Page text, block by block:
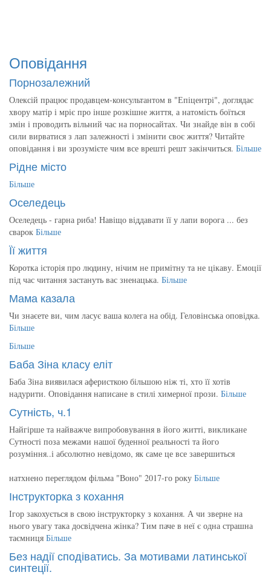
Оповідання
Порнозалежний
Олексій працює продавцем-консультантом в "Епіцентрі", доглядає
хвору матір і мріє про інше розкішне життя, а натомість боїться
змін і проводить вільний час на порносайтах. Чи знайде він в собі
сили вирватися з лап залежності і змінити своє життя? Читайте
оповідання і ви зрозумієте чим все врешті решт закінчиться. Більше
Рідне місто
Більше
Оселедець
Оселедець - гарна риба! Навіщо віддавати її у лапи ворога ... без
сварок Більше
Її життя
Коротка історія про людину, нічим не примітну та не цікаву. Емоції
під час читання застануть вас зненацька. Більше
Мама казала
Чи знаєете ви, чим ласує ваша колега на обід. Геловінська оповідка.
Більше
Більше
Баба Зіна класу еліт
Баба Зіна виявилася аферисткою більшою ніж ті, хто її хотів
надурити. Оповідання написане в стилі химерної прози. Більше
Сутність, ч.1
Найгірше та найважче випробовування в його житті, викликане
Сутності поза межами нашої буденної реальності та його
розуміння..і абсолютно невідомо, як саме це все завершиться
натхнено переглядом фільма "Воно" 2017-го року Більше
Інструкторка з кохання
Ігор закохується в свою інструкторку з кохання. А чи зверне на
нього увагу така досвідчена жінка? Тим паче в неї є одна страшна
таємниця Більше
Без надії сподіватись. За мотивами латинської
синтеції.